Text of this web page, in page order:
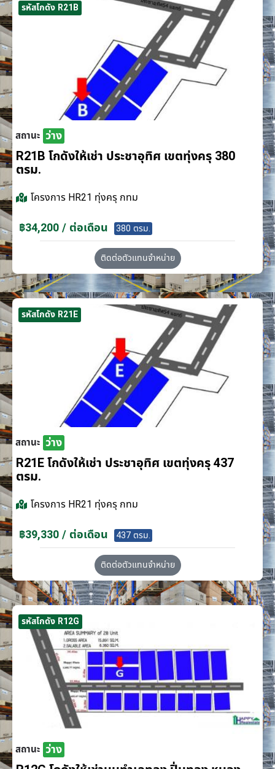
รหัสโกดัง R21B
สถานะ ว่าง
R21B โกดังให้เช่า ประชาอุทิศ เขตทุ่งครุ 380
ตรม.
โครงการ HR21 ทุ่งครุ กทม
฿34,200 / ต่อเดือน 380 ตรม.
ติดต่อตัวแทนจำหน่าย
รหัสโกดัง R21E
สถานะ ว่าง
R21E โกดังให้เช่า ประชาอุทิศ เขตทุ่งครุ 437
ตรม.
โครงการ HR21 ทุ่งครุ กทม
฿39,330 / ต่อเดือน 437 ตรม.
ติดต่อตัวแทนจำหน่าย
รหัสโกดัง R12G
สถานะ ว่าง